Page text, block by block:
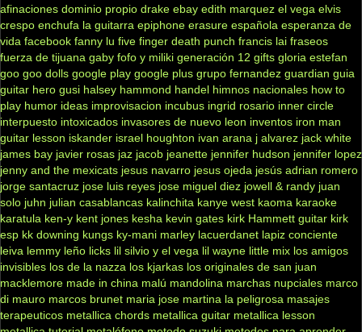
afinaciones dominio propio drake ebay edith marquez el vega elvis
crespo enchufa la guitarra epiphone erasure española esperanza de
vida facebook fanny lu five finger death punch francis lai fraseos
fuerza de tijuana gaby fofo y miliki generación 12 gifts gloria estefan
goo goo dolls google play google plus grupo fernandez guardian guia
guitar hero gusi halsey hammond handel himnos nacionales how to
play humor ideas improvisacion incubus ingrid rosario inner circle
interpuesto intoxicados invasores de nuevo leon inventos iron man
guitar lesson iskander israel houghton ivan arana j alvarez jack white
james bay javier rosas jaz jacob jeanette jennifer hudson jennifer lopez
jenny and the mexicats jesus navarro jesus ojeda jesús adrian romero
jorge santacruz jose luis reyes jose miguel diez jowell & randy juan
solo juhn julian casablancas kalinchita kanye west kaoma karaoke
karatula ken-y kent jones kesha kevin gates kirk Hammett guitar kirk
esp kk downing kungs ky-mani marley lacuerdanet lapiz conciente
leiva lemmy leño licks lil silvio y el vega lil wayne little mix los amigos
invisibles los de la nazza los kjarkas los originales de san juan
macklemore made in china malú mandolina marchas nupciales marco
di mauro marcos brunet maria jose martina la peligrosa masajes
terapeuticos metallica chords metallica guitar metallica lesson